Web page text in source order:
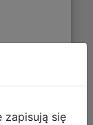
zapisują się